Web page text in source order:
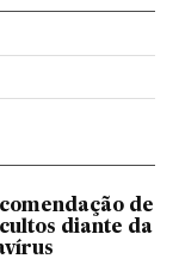
de
diante da